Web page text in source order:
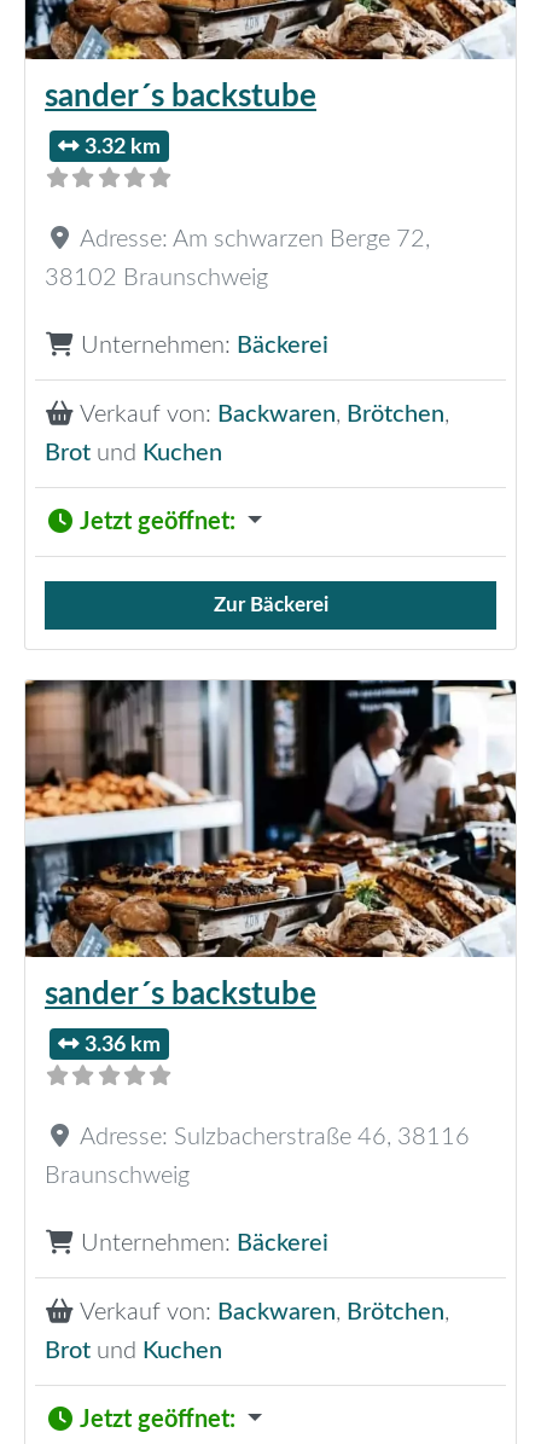
sander´s backstube
3.32 km
Adresse: Am schwarzen Berge 72,
38102 Braunschweig
Unternehmen: Bäckerei
Verkauf von: Backwaren, Brötchen,
Brot und Kuchen
Jetzt geöffnet:
Verkauf von Brötchen,
Zur Bäckerei
sander´s backstube
3.36 km
Adresse: Sulzbacherstraße 46, 38116
Braunschweig
Unternehmen: Bäckerei
Verkauf von: Backwaren, Brötchen,
Brot und Kuchen
Jetzt geöffnet: